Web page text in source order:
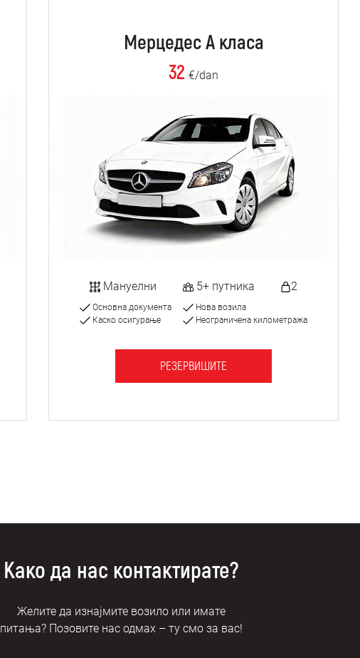
Мерцедес А класа
32 €/dan
Мануелни 5+ путника 2
Основна документа
Каско осигурање
Нова возила
Неограничена километража
РЕЗЕРВИШИТЕ
Како да нас контактирате?
Желите да изнајмите возило или имате
питања? Позовите нас одмах – ту смо за вас!